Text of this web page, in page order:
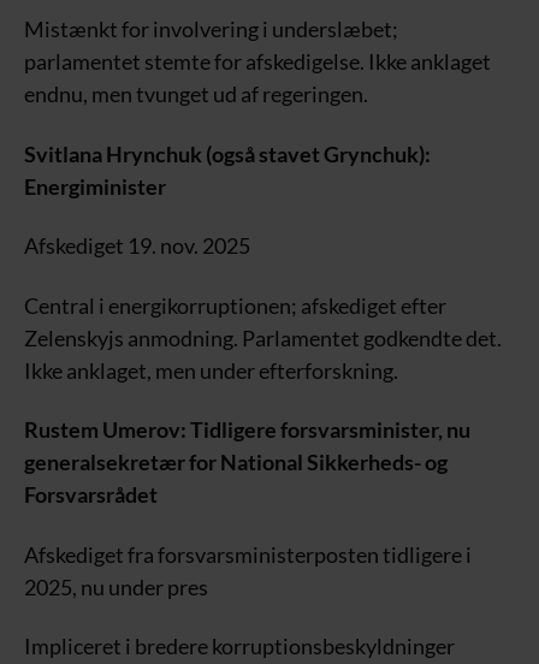
Mistænkt for involvering i underslæbet;
parlamentet stemte for afskedigelse. Ikke anklaget
endnu, men tvunget ud af regeringen.
Svitlana Hrynchuk (også stavet Grynchuk):
Energiminister
Afskediget 19. nov. 2025
Central i energikorruptionen; afskediget efter
Zelenskyjs anmodning. Parlamentet godkendte det.
Ikke anklaget, men under efterforskning.
Rustem Umerov: Tidligere forsvarsminister, nu
generalsekretær for National Sikkerheds- og
Forsvarsrådet
Afskediget fra forsvarsministerposten tidligere i
2025, nu under pres
Impliceret i bredere korruptionsbeskyldninger